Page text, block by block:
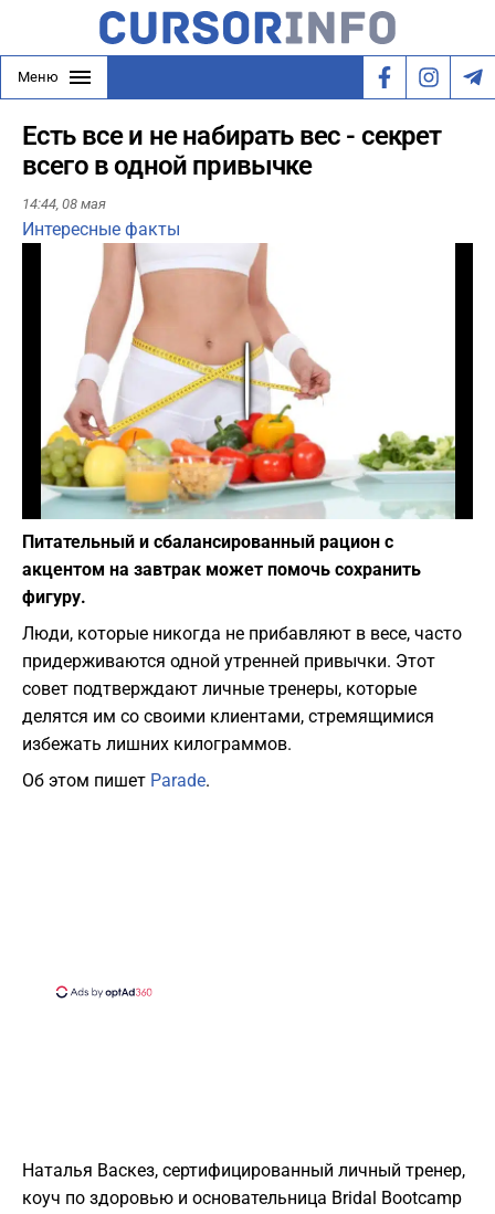
Меню
Есть все и не набирать вес - секрет
всего в одной привычке
14:44, 08 мая
Интересные факты
Play
Фото: depositphotos.com
Питательный и сбалансированный рацион с
акцентом на завтрак может помочь сохранить
фигуру.
Люди, которые никогда не прибавляют в весе, часто
придерживаются одной утренней привычки. Этот
совет подтверждают личные тренеры, которые
делятся им со своими клиентами, стремящимися
избежать лишних килограммов.
Об этом пишет Parade.
Наталья Васкез, сертифицированный личный тренер,
коуч по здоровью и основательница Bridal Bootcamp